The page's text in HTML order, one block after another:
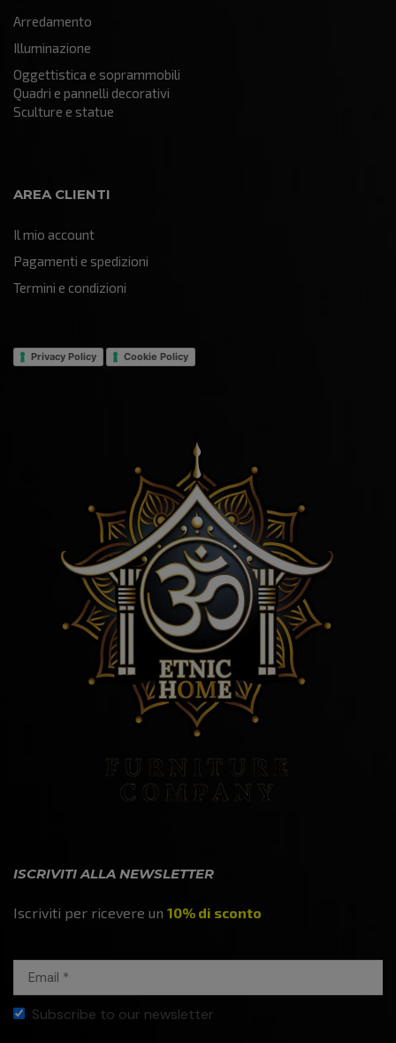
Arredamento
Illuminazione
Oggettistica e soprammobili
Quadri e pannelli decorativi
Sculture e statue
AREA CLIENTI
Il mio account
Pagamenti e spedizioni
Termini e condizioni
Privacy Policy Cookie Policy
ISCRIVITI ALLA NEWSLETTER
Iscriviti per ricevere un 10% di sconto
Subscribe to our newsletter